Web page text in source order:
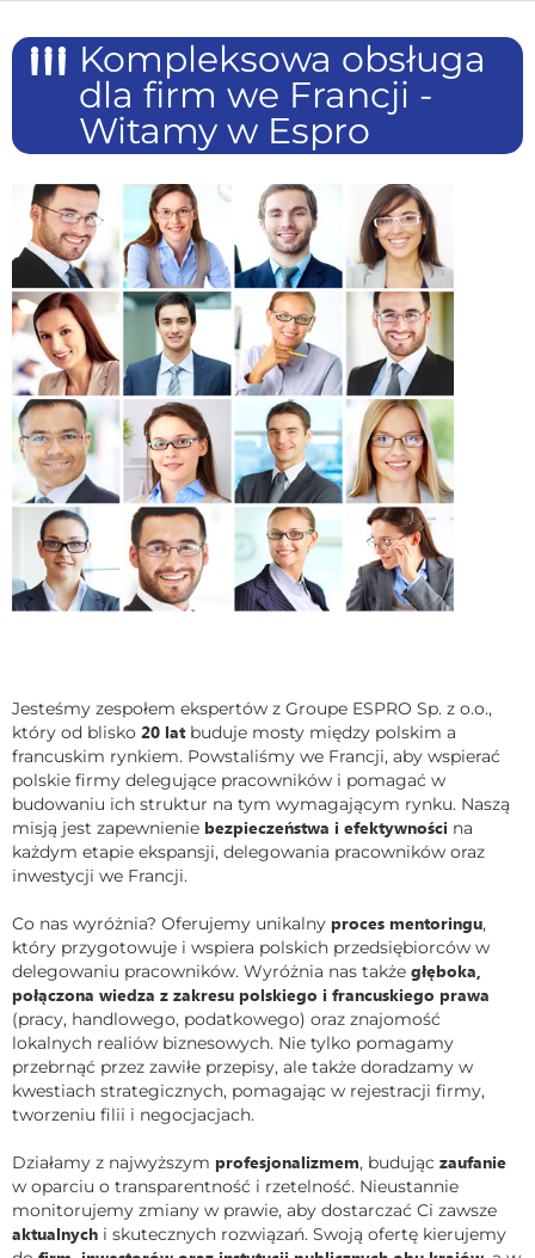
Kompleksowa obsługa
dla firm we Francji -
Witamy w Espro
Jesteśmy zespołem ekspertów z Groupe ESPRO Sp. z o.o.,
który od blisko 20 latbuduje mosty między polskim a
francuskim rynkiem. Powstaliśmy we Francji, aby wspierać
polskie firmy delegujące pracowników i pomagać w
budowaniu ich struktur na tym wymagającym rynku. Naszą
misją jest zapewnienie bezpieczeństwa i efektywności na
każdym etapie ekspansji, delegowania pracowników oraz
inwestycji we Francji.
Co nas wyróżnia? Oferujemy unikalny proces mentoringu,
który przygotowuje i wspiera polskich przedsiębiorców w
delegowaniu pracowników. Wyróżnia nas także głęboka,
połączona wiedza z zakresu polskiego i francuskiego prawa
(pracy, handlowego, podatkowego) oraz znajomość
lokalnych realiów biznesowych. Nie tylko pomagamy
przebrnąć przez zawiłe przepisy, ale także doradzamy w
kwestiach strategicznych, pomagając w rejestracji firmy,
tworzeniu filii i negocjacjach.
Działamy z najwyższym profesjonalizmem, budując zaufanie
w oparciu o transparentność i rzetelność. Nieustannie
monitorujemy zmiany w prawie, aby dostarczać Ci zawsze
aktualnych i skutecznych rozwiązań. Swoją ofertę kierujemy